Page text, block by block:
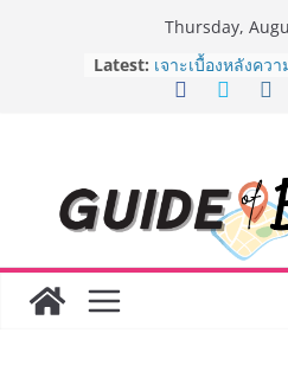
Thursday,
Latest: เจาะเบื้องหลังคว
Day 2026 จากแ
จ่าย ผสาน
กลุ่มเซ็นทรัล สร้า
3 ปี
กรมการท่องเที่ยว
Coach รุ่นใหม่ ขับ